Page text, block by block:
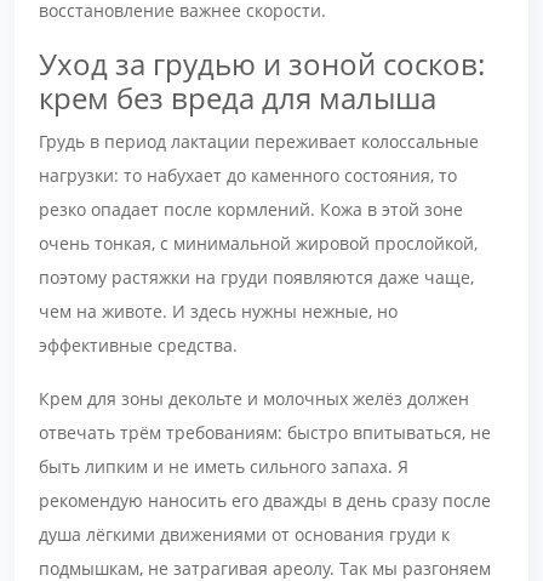
восстановление важнее скорости.
Уход за грудью и зоной сосков:
крем без вреда для малыша
Грудь в период лактации переживает колоссальные
нагрузки: то набухает до каменного состояния, то
резко опадает после кормлений. Кожа в этой зоне
очень тонкая, с минимальной жировой прослойкой,
поэтому растяжки на груди появляются даже чаще,
чем на животе. И здесь нужны нежные, но
эффективные средства.
Крем для зоны декольте и молочных желёз должен
отвечать трём требованиям: быстро впитываться, не
быть липким и не иметь сильного запаха. Я
рекомендую наносить его дважды в день сразу после
душа лёгкими движениями от основания груди к
подмышкам, не затрагивая ареолу. Так мы разгоняем